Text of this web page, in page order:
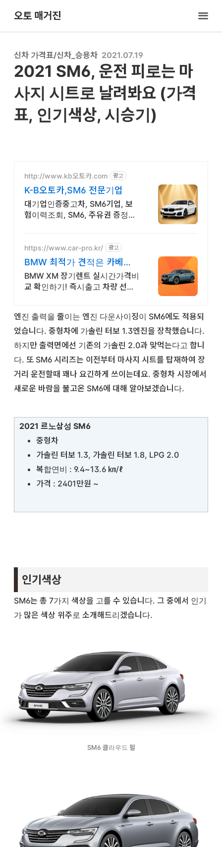
오토 매거진
2021 SM6, 운전 피로는 마
사지 시트로 날려봐요 (가격
표, 인기색상, 시승기)
신차 가격표/신차_승용차 2021.07.19
http://www.kb오토카.com 광고
K-B오토카,SM6 전문기업
대기업인증중고차, SM6기업, 보
험이력조회, SM6, 주유권 증정이
24시간실매물전산연동
https://www.car-pro.kr/ 광고
BMW 최적가 견적은 카베이
BMW 특가차량 무료견적
BMW XM 장기렌트 실시간가격비
교 확인하기! 즉시출고 차량 선점!
빠른출고 선점하세요.
엔진 출력을 줄이는 엔진 다운사이징이 SM6에도 적용되
었습니다. 중형차에 가솔린 터보 1.3엔진을 장착했습니다.
하지만 출력면에선 기존의 가솔린 2.0과 맞먹는다고 합니
다. 또 SM6 시리즈는 이전부터 마사지 시트를 탑재하여 장
거리 운전할때 꽤나 요긴하게 쓰이는데요. 중형차 시장에서
새로운 바람을 불고온 SM6에 대해 알아보겠습니다.
2021 르노삼성 SM6
중형차
가솔린 터보 1.3, 가솔린 터보 1.8, LPG 2.0
복합연비 : 9.4~13.6 ㎞/ℓ
가격 : 2401만원 ~
인기색상
SM6는 총 7가지 색상을 고를 수 있습니다. 그 중에서 인기
가 많은 색상 위주로 소개해드리겠습니다.
SM6 클라우드 펄